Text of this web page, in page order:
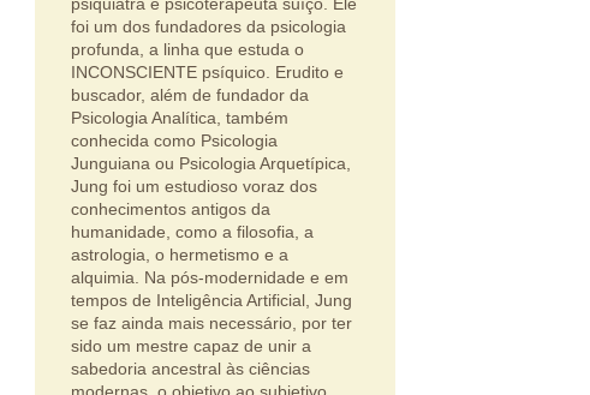
psiquiatra e psicoterapeuta suíço. Ele
foi um dos fundadores da psicologia
profunda, a linha que estuda o
INCONSCIENTE psíquico. Erudito e
buscador, além de fundador da
Psicologia Analítica, também
conhecida como Psicologia
Junguiana ou Psicologia Arquetípica,
Jung foi um estudioso voraz dos
conhecimentos antigos da
humanidade, como a filosofia, a
astrologia, o hermetismo e a
alquimia. Na pós-modernidade e em
tempos de Inteligência Artificial, Jung
se faz ainda mais necessário, por ter
sido um mestre capaz de unir a
sabedoria ancestral às ciências